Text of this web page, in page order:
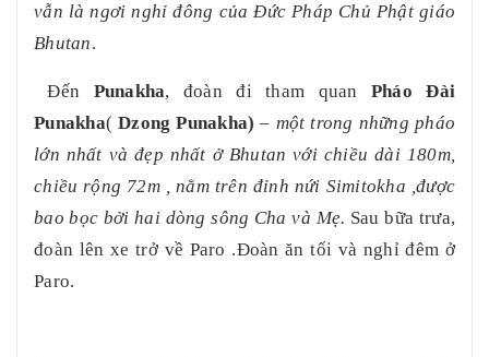
vẫn là ngơi nghỉ đông của Đức Pháp Chủ Phật giáo
Bhutan.
Đến Punakha, đoàn đi tham quan Pháo Đài
Punakha(Dzong Punakha) – một trong những pháo
lớn nhất và đẹp nhất ở Bhutan với chiều dài 180m,
chiều rộng 72m , nằm trên đỉnh nứi Simitokha ,được
bao bọc bởi hai dòng sông Cha và Mẹ. Sau bữa trưa,
đoàn lên xe trở về Paro .Đoàn ăn tối và nghỉ đêm ở
Paro.